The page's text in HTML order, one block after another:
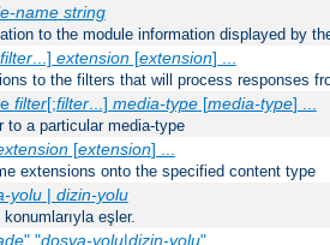
name string
to the module information displayed by
filter...] extension[extension] ...
to the filters that will process responses
filter[;filter...] media-type[media-type] ...
to a particular media-type
[extension] ...
extensions onto the specified content type
yolu| dizin-yolu
eşler.
" "dosya-yolu|dizin-yolu"